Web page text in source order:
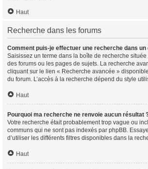
Haut
Recherche dans les forums
Comment puis-je effectuer une recherche dans un
Saisissez un terme dans la boîte de recherche située
des forums ou les pages de sujets. La recherche
cliquant sur le lien « Recherche avancée »
du forum. L’accès à la recherche dépend du style
Haut
Pourquoi ma recherche ne renvoie aucun résultat
Votre recherche était probablement trop vague ou
communs qui ne sont pas indexés par phpBB.
d’utiliser les différents filtres disponibles dans la
Haut